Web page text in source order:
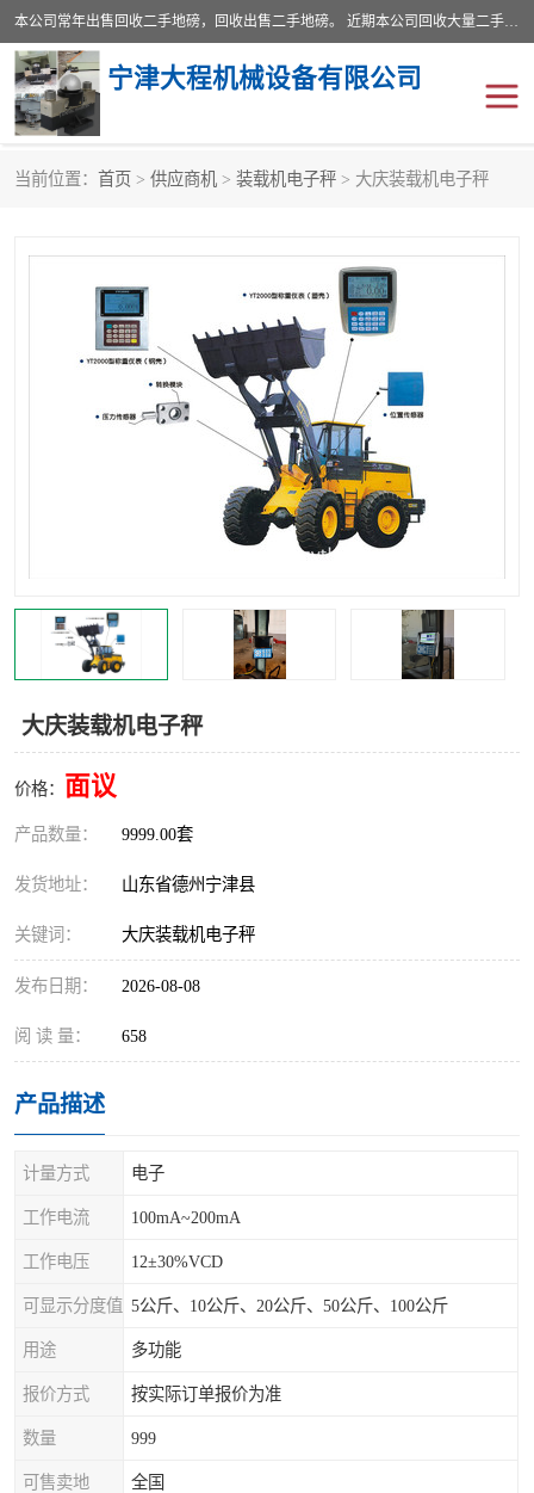
本公司常年出售回收二手地磅，回收出售二手地磅。 近期本公司回收大量二手地磅，型号齐全，宽度从2米到3.5米，长度5米到25米，承重吨位从10到200吨，成色7—9成新。 ? 使用年限6个月至2年，产品来源于个人闲置品，工矿企业停用品，因小换大而来。 精准度和新的一样， 二手地磅是内行人的选择，打个电话就省钱朋友您好等什么
宁津大程机械设备有限公司
当前位置： 首页 > 供应商机 > 装载机电子秤 > 大庆装载机电子秤
大庆装载机电子秤
价格： 面议
产品数量： 9999.00套
发货地址： 山东省德州宁津县
关键词： 大庆装载机电子秤
发布日期： 2026-08-08
阅 读 量： 658
产品描述
计量方式 电子
工作电流 100mA~200mA
工作电压 12±30%VCD
可显示分度值 5公斤、10公斤、20公斤、50公斤、100公斤
用途 多功能
报价方式 按实际订单报价为准
数量 999
可售卖地 全国
废纸打包机
食品烘干机
装载机电子秤 输送机
全自动输送机
食品螺旋塔
木材撕碎机
塑料撕碎机